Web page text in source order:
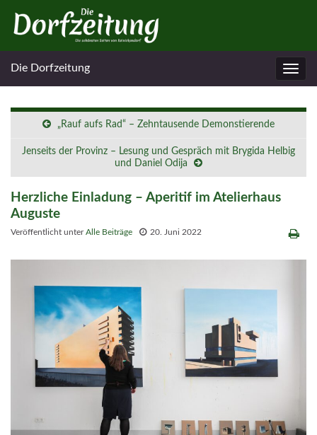
Die Dorfzeitung
„Rauf aufs Rad“ – Zehntausende Demonstierende
Jenseits der Provinz – Lesung und Gespräch mit Brygida Helbig
und Daniel Odija
Herzliche Einladung – Aperitif im Atelierhaus
Auguste
Veröffentlicht unterAlle Beiträge 20. Juni 2022